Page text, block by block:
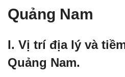
Quảng Nam
I. Vị trí địa lý và
Quảng Nam.